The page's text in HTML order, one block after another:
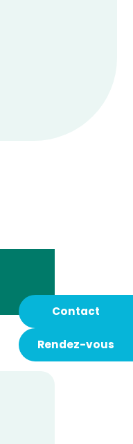
Contact
Rendez-vous